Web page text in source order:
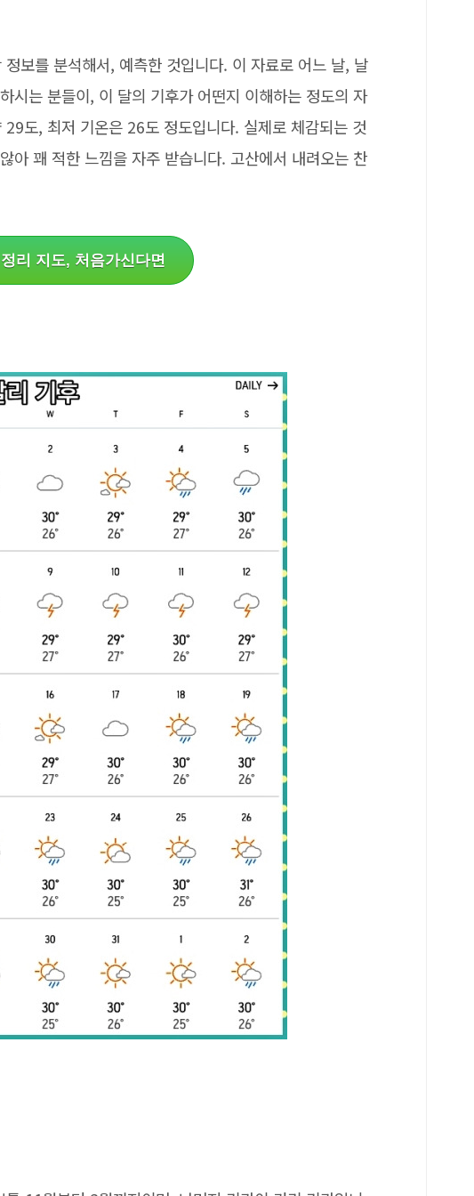
보를 분석해서, 예측한 것입니다. 이 자료로 어느 날, 날
시는 분들이, 이 달의 기후가 어떤지 이해하는 정도의 자
도, 최저 기온은 26도 정도입니다. 실제로 체감되는 것
아 꽤 적한 느낌을 자주 받습니다. 고산에서 내려오는 찬
리 지도, 처음가신다면